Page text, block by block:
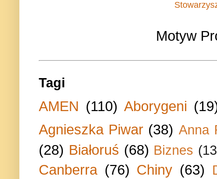
Motyw
Tagi
AMEN (110) Aborygeni
Agnieszka Piwar (38) Anna
(28) Białoruś (68) Biznes
Canberra (76) Chiny (63)